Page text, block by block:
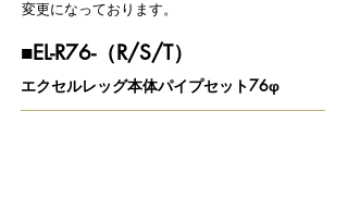
変更になっております。
■EL-R76-（R/S/T）
エクセルレッグ本体パイプセット76φ